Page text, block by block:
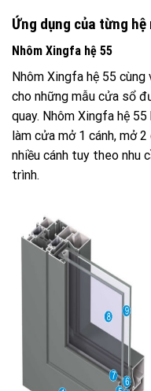
Ứng dụng của từng
Nhôm Xingfa hệ 55
Nhôm Xingfa hệ 55
cho những mẫu cửa sổ
quay. Nhôm Xingfa hệ
làm cửa mở 1 cánh, mở
nhiều cánh tuy theo nhu
trình.